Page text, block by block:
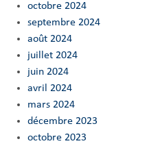
octobre 2024
septembre 2024
août 2024
juillet 2024
juin 2024
avril 2024
mars 2024
décembre 2023
octobre 2023